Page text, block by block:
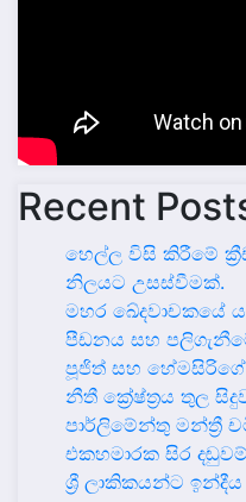
Recent
හෙල්ල විසි කිරීමේ
නිලයට උසස්වීමක්.
මහර ඛේදවාචකයේ
පීඩනය සහ
පූජිත් සහ
නීතී ක්‍රේෂ්ත්‍රය තුල
පාර්ලිමේන්තු මන්ත්‍රී
එකහමාරක සිර
ශ්‍රී ලාකිකයන්ට